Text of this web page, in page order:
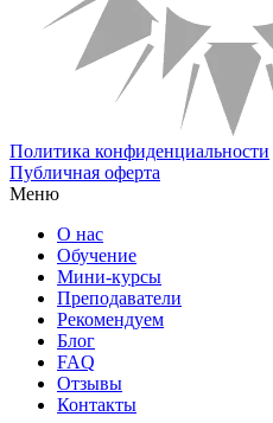
Политика конфиденциальности
Публичная оферта
Меню
О нас
Обучение
Мини-курсы
Преподаватели
Рекомендуем
Блог
FAQ
Отзывы
Контакты